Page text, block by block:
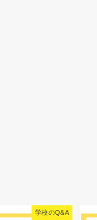
授業力